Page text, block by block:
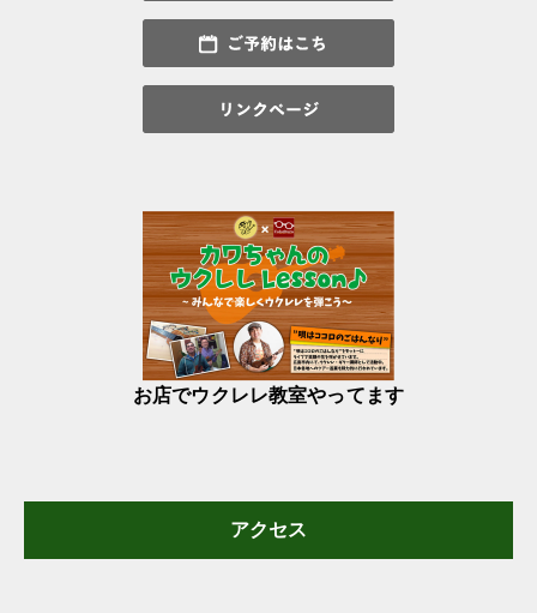
お店でウクレレ教室やってます
アクセス